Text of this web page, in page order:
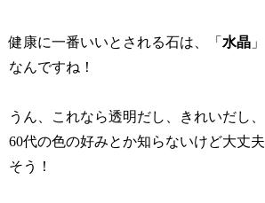
健康に一番いいとされる石は、「 水晶 」
なんですね！
うん、これなら透明だし、きれいだし、
60代の色の好みとか知らないけど大丈夫
そう！